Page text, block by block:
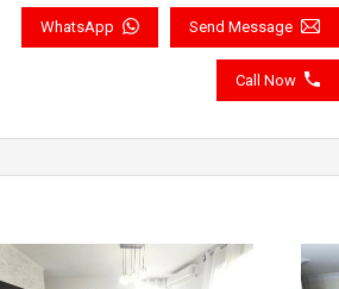
Send Message
WhatsApp
Call Now